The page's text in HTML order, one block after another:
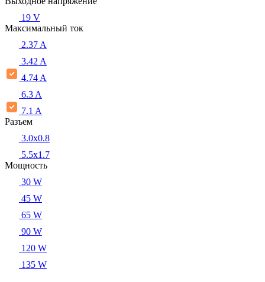
19 V
Максимальный ток
2.37 A
3.42 A
4.74 A
6.3 A
7.1 A
Разъем
3.0x0.8
5.5х1.7
Мощность
30 W
45 W
65 W
90 W
120 W
135 W